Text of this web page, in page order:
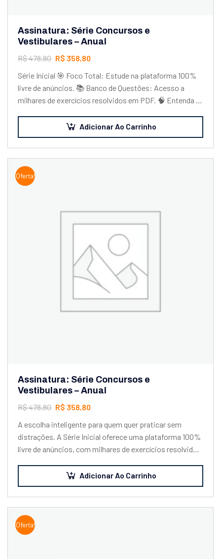
Assinatura: Série Concursos e
Vestibulares – Anual
R$478,80 R$ 358,80
Série Inicial 🎯 Foco Total: Estude na plataforma 100%
livre de anúncios. 📚 Banco de Questões: Acesso a
milhares de exercícios resolvidos em PDF. 🧠 Entenda o
Adicionar Ao Carrinho
Oferta!
Assinatura: Série Concursos e
Vestibulares – Anual
R$478,80 R$ 358,80
A escolha inteligente para quem quer praticar sem
distrações. A Série Inicial oferece uma plataforma 100%
livre de anúncios, com milhares de exercícios resolvidos
Adicionar Ao Carrinho
Oferta!